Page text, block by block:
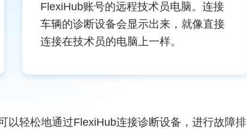
FlexiHub账号的远程技术员电脑。连接
车辆的诊断设备会显示出来，就像直接
连接在技术员的电脑上一样。
以轻松地通过FlexiHub连接诊断设备，进行故障排